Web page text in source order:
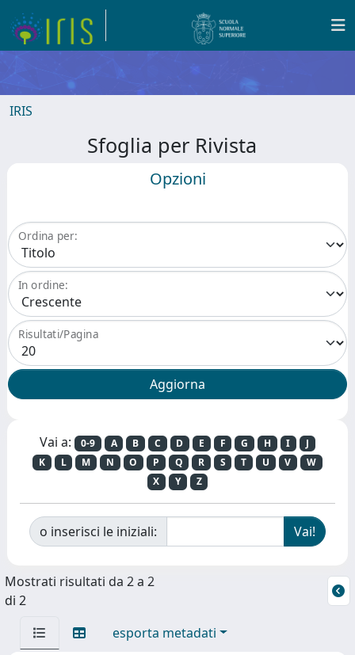
IRIS
Sfoglia per Rivista
Opzioni
Ordina per:
In ordine:
Risultati/Pagina
Vai a: 0-9 A B C D E F G H I
J
K
L M N O P Q R S T U V
W
X
Y Z
o inserisci le iniziali:
Mostrati risultati da 2 a 2
di 2
esporta metadati